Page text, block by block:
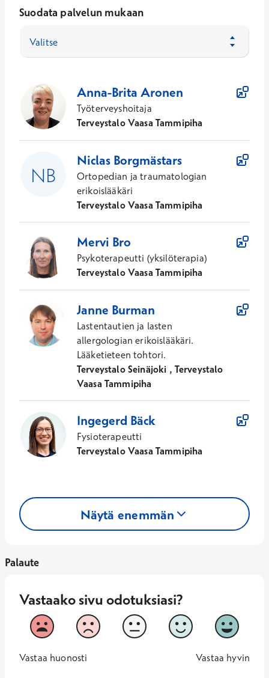
Suodata palvelun mukaan
Valitse
Anna-Brita Aronen
Työterveyshoitaja
Terveystalo Vaasa Tammipiha
Niclas Borgmästars
Ortopedian ja traumatologian
erikoislääkäri
Terveystalo Vaasa Tammipiha
Mervi Bro
Psykoterapeutti (yksilöterapia)
Terveystalo Vaasa Tammipiha
Janne Burman
Lastentautien ja lasten
allergologian erikoislääkäri.
Lääketieteen tohtori.
Terveystalo Seinäjoki , Terveystalo
Vaasa Tammipiha
Ingegerd Bäck
Fysioterapeutti
Terveystalo Vaasa Tammipiha
Näytä enemmän
Palaute
Vastaako sivu odotuksiasi?
Vastaako sivu odotuksiasi?
1
Vastaa huonosti
2 3 4
5
Vastaa
1 -
Vastaa huonosti
— 5 -
Vastaa hyvin